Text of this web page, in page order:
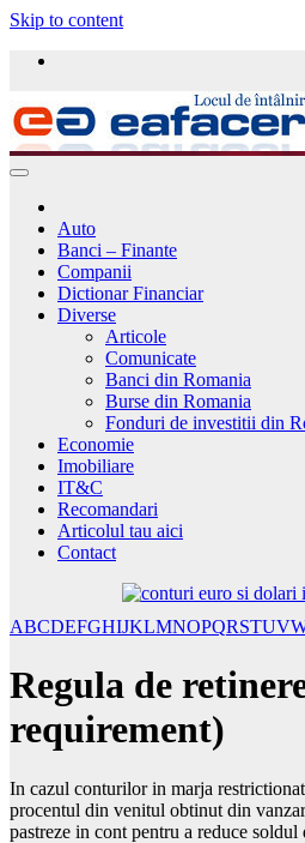
Skip to content
Auto
Banci – Finante
Companii
Dictionar Financiar
Diverse
Articole
Comunicate
Banci din Romania
Burse din Romania
Fonduri de investitii din
Economie
Imobiliare
IT&C
Recomandari
Articolul tau aici
Contact
ABCDEFGHIJKLMNOPQRSTUV
Regula de
requirement)
In cazul conturilor in marja
procentul din venitul obtinut din
pastreze in cont pentru a reduce soldul